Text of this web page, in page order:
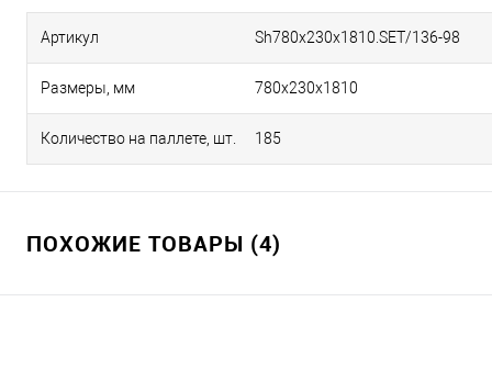
Артикул Sh780х230х1810.SET/136-98
Размеры, мм 780х230х1810
Количество на паллете, шт. 185
ПОХОЖИЕ ТОВАРЫ (4)